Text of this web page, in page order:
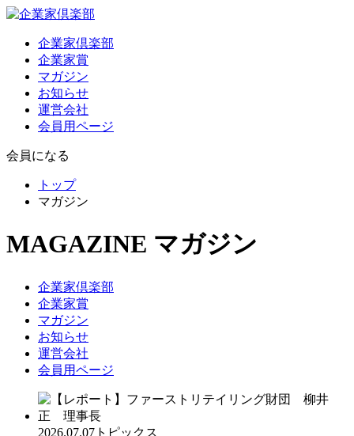
企業家倶楽部
企業家賞
マガジン
お知らせ
運営会社
会員用ページ
会員になる
トップ
マガジン
MAGAZINE マガジン
企業家倶楽部
企業家賞
マガジン
お知らせ
運営会社
会員用ページ
2026.07.07 トピックス